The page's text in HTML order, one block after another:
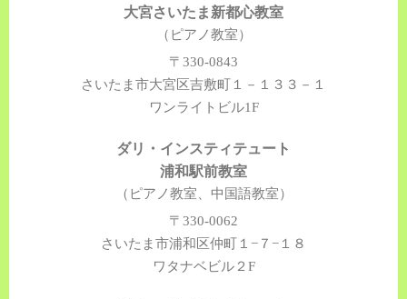
大宮さいたま新都心教室
（ピアノ教室）
〒330-0843
さいたま市大宮区吉敷町１－１３３－１
ワンライトビル1F
ダリ・インスティテュート
浦和駅前教室
（ピアノ教室、中国語教室）
〒330-0062
さいたま市浦和区仲町１−７−１８
ワタナベビル２F